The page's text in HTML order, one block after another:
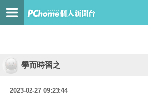
學而時習之
2023-02-27 09:23:44